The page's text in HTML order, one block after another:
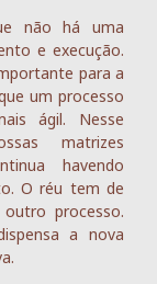
não há uma
e execução.
para a
um processo
ágil. Nesse
matrizes
havendo
O réu tem de
processo.
a nova